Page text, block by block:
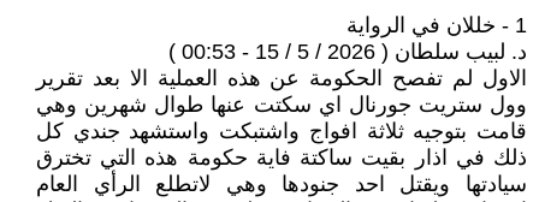
1 - خللان في الرواية
د. لبيب سلطان ( 2026 / 5 / 15 - 00:53 )
الاول لم تفصح الحكومة عن هذه العملية الا بعد تقرير
وول ستريت جورنال اي سكتت عنها طوال شهرين وهي
قامت بتوجيه ثلاثة افواج واشتبكت واستشهد جندي كل
ذلك في اذار بقيت ساكتة فاية حكومة هذه التي تخترق
سيادتها ويقتل احد جنودها وهي لاتطلع الرأي العام